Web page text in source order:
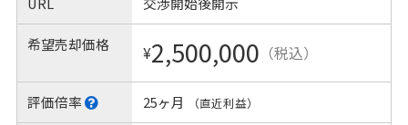
希望売却価格 ¥2,500,000 （税込）
評価倍率 25ヶ月 （直近利益）